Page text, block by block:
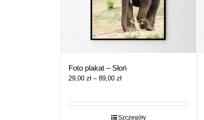
Foto plakat – Słoń
29,00 zł – 89,00 złZakres
29,00 zł
do
Szczegóły